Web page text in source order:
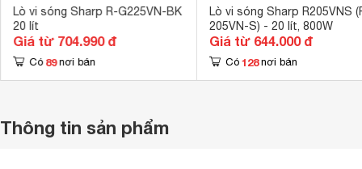
Lò vi sóng Sharp R-G225VN-BK
20 lít
Giá từ 704.990 đ
Có 89 nơi bán
Lò vi sóng Sharp R205VNS
205VN-S) - 20 lít, 800W
Giá từ 644.000 đ
Có 128 nơi bán
Thông tin sản phẩm